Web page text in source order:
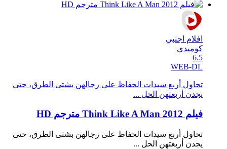
افلام اجنبي
كوميدي
6.5
WEB-DL
تحاول أربع سيدات الحفاظ على رجالهن بشتى الطرق، حتى
يجدن أربعتهن الحل ...
فيلم Think Like A Man 2012 مترجم HD
تحاول أربع سيدات الحفاظ على رجالهن بشتى الطرق، حتى
يجدن أربعتهن الحل ...